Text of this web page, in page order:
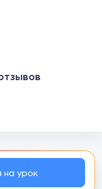
на урок